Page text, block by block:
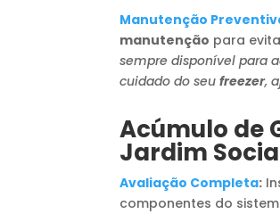
Manutenção
manutenção para
sempre disponível para
cuidado do seufreezer,
Acúmulo de
Jardim
Avaliação Completa:
componentes do